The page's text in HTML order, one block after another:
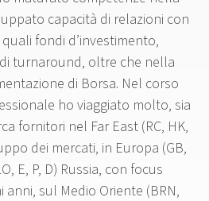
capacità di relazioni con
fondi d’investimento,
turnaround, oltre che nella
di Borsa. Nel corso
ho viaggiato molto, sia
fornitori nel Far East (RC, HK,
dei mercati, in Europa (GB,
E, P, D) Russia, con focus
sul Medio Oriente (BRN,